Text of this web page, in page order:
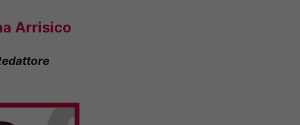
Arrisico